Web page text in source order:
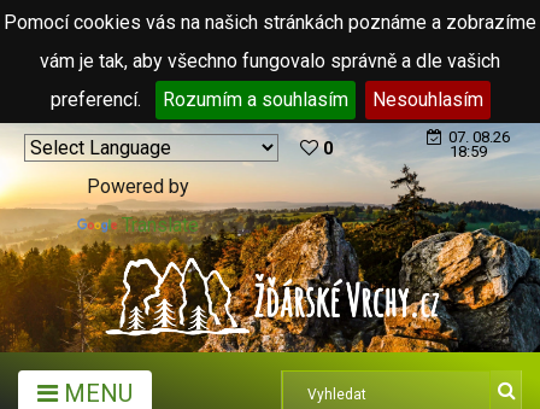
Pomocí cookies vás na našich stránkách poznáme a zobrazíme
vám je tak, aby všechno fungovalo správně a dle vašich
preferencí.
Rozumím a souhlasím Nesouhlasím
Powered by
Translate
0
07. 08.26
18:59
MENU